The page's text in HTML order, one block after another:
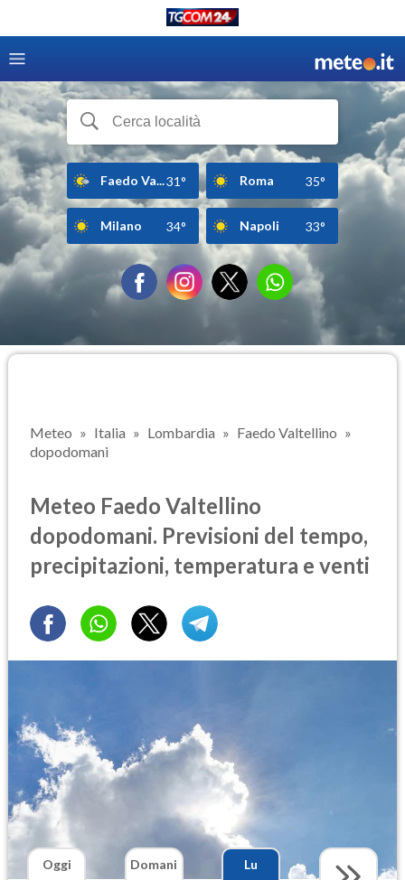
Faedo Va...31° Roma 35°
Milano 34° Napoli 33°
Meteo Italia Lombardia
Faedo Valtellino
dopodomani
Meteo Faedo Valtellino
dopodomani. Previsioni del tempo,
precipitazioni, temperatura e venti
Oggi
Domani
Lu